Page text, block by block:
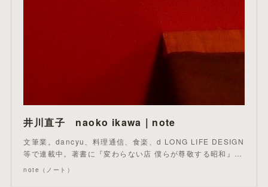
井川直子 naoko ikawa｜note
文筆業。dancyu、料理通信、食楽、d LONG LIFE DESIGN
等で連載中。著書に『変わらない店 僕らが尊敬する昭和』…
note（ノート）